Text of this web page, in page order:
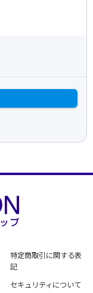
特定商取引に関する表
記
セキュリティについて